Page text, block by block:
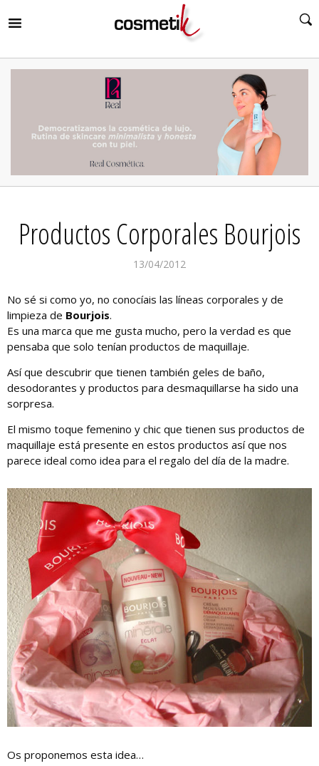
Productos Corporales Bourjois
13/04/2012
No sé si como yo, no conocíais las líneas corporales y de
limpieza de Bourjois.
Es una marca que me gusta mucho, pero la verdad es que
pensaba que solo tenían productos de maquillaje.
Así que descubrir que tienen también geles de baño,
desodorantes y productos para desmaquillarse ha sido una
sorpresa.
El mismo toque femenino y chic que tienen sus productos de
maquillaje está presente en estos productos así que nos
parece ideal como idea para el regalo del día de la madre.
Os proponemos esta idea…